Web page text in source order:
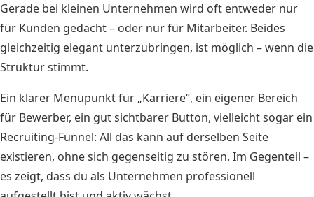
Gerade bei kleinen Unternehmen wird oft entweder nur
für Kunden gedacht – oder nur für Mitarbeiter. Beides
gleichzeitig elegant unterzubringen, ist möglich – wenn die
Struktur stimmt.
Ein klarer Menüpunkt für „Karriere“, ein eigener Bereich
für Bewerber, ein gut sichtbarer Button, vielleicht sogar ein
Recruiting-Funnel: All das kann auf derselben Seite
existieren, ohne sich gegenseitig zu stören. Im Gegenteil –
es zeigt, dass du als Unternehmen professionell